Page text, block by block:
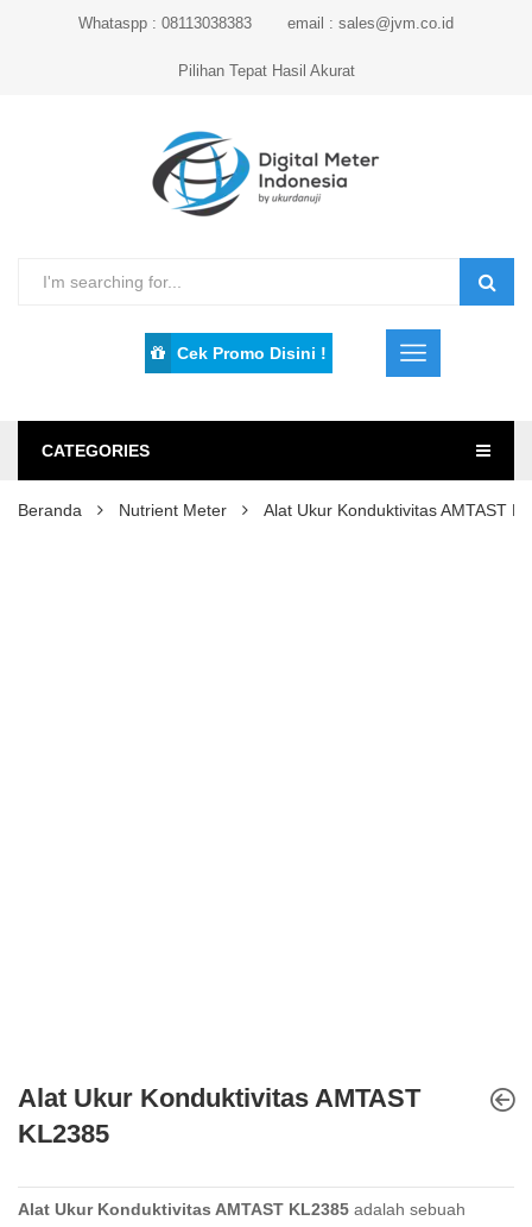
Whataspp : 08113038383 email : sales@jvm.co.id
Pilihan Tepat Hasil Akurat
Cek Promo Disini !
CATEGORIES
Beranda Nutrient Meter Alat Ukur Konduktivitas AMTAST
Alat Ukur Konduktivitas AMTAST
KL2385
Alat Ukur Konduktivitas AMTAST KL2385 adalah sebuah